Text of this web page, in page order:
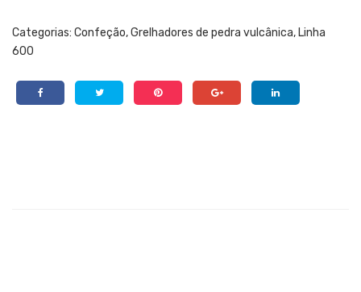
Categorias: Confeção,Grelhadores de pedra vulcânica, Linha
600